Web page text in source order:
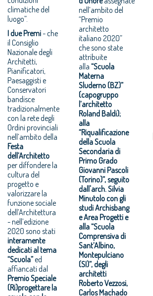
climatiche del
luogo”.
I due Premi- che
il Consiglio
Nazionale degli
Architetti,
Pianificatori,
Paesaggisti e
Conservatori
bandisce
tradizionalmente
con la rete degli
Ordini provinciali
nell’ambito della
Festa
dell’Architetto
per diffondere la
cultura del
progetto e
valorizzare la
funzione sociale
dell’Architettura
- nell’edizione
2020 sono stati
interamente
dedicati al tema
“Scuola”ed
affiancati dal
Premio Speciale
(Ri)progettare la
nell’ambito del
“Premio
architetto
italiano 2020”
che sono state
attribuite
alla“Scuola
Materna
Sluderno (BZ)”
(capogruppo
l’architetto
Roland Baldi);
alla
“Riqualificazione
della Scuola
Secondaria di
Primo Grado
Giovanni Pascoli
(Torino)”, seguito
dall'arch. Silvia
Minutolo con gli
studi Archisbang
e Area Progetti e
alla “Scuola
Comprensiva di
Sant’Albino,
Montepulciano
(SI)”, degli
architetti
Roberto Vezzosi,
Carlos Machado